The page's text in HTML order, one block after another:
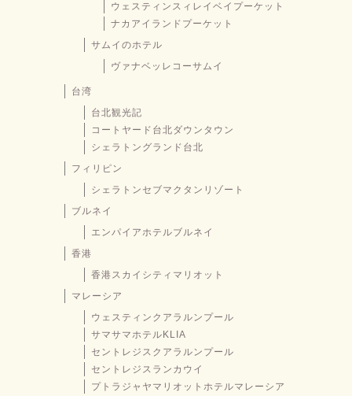
ウェスティンスィレイベイプーケット
ナカアイランドプーケット
サムイのホテル
ヴァナベッレコーサムイ
台湾
台北観光記
コートヤード台北ダウンタウン
シェラトングランド台北
フィリピン
シェラトンセブマクタンリゾート
ブルネイ
エンパイアホテルブルネイ
香港
香港スカイシティマリオット
マレーシア
ウェスティンクアラルンプール
サマサマホテルKLIA
セントレジスクアラルンプール
セントレジスランカウイ
プトラジャヤマリオットホテルマレーシア